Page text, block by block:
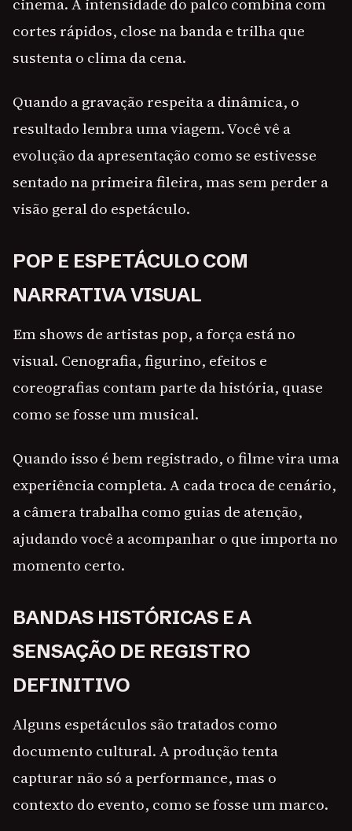
cinema. A intensidade do palco combina com
cortes rápidos, close na banda e trilha que
sustenta o clima da cena.
Quando a gravação respeita a dinâmica, o
resultado lembra uma viagem. Você vê a
evolução da apresentação como se estivesse
sentado na primeira fileira, mas sem perder a
visão geral do espetáculo.
POP E ESPETÁCULO COM
NARRATIVA VISUAL
Em shows de artistas pop, a força está no
visual. Cenografia, figurino, efeitos e
coreografias contam parte da história, quase
como se fosse um musical.
Quando isso é bem registrado, o filme vira uma
experiência completa. A cada troca de cenário,
a câmera trabalha como guias de atenção,
ajudando você a acompanhar o que importa no
momento certo.
BANDAS HISTÓRICAS E A
SENSAÇÃO DE REGISTRO
DEFINITIVO
Alguns espetáculos são tratados como
documento cultural. A produção tenta
capturar não só a performance, mas o
contexto do evento, como se fosse um marco.